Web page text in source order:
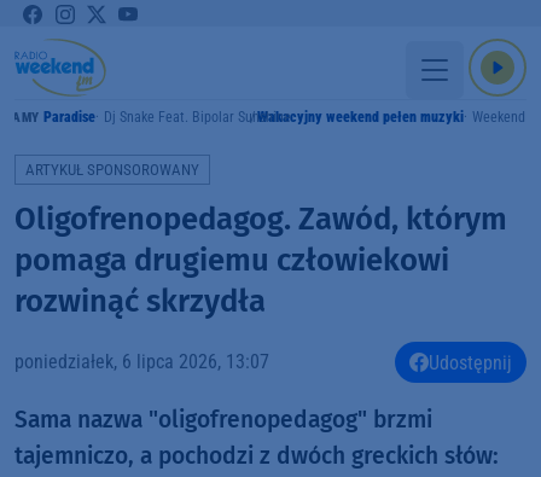
Paradise Dj Snake Feat. Bipolar SunshineWakacyjny weekend pełen muzyki Weekend
ARTYKUŁ SPONSOROWANY
Oligofrenopedagog. Zawód, którym
pomaga drugiemu człowiekowi
rozwinąć skrzydła
poniedziałek, 6 lipca 2026, 13:07 Udostępnij
Sama nazwa "oligofrenopedagog" brzmi
tajemniczo, a pochodzi z dwóch greckich słów: